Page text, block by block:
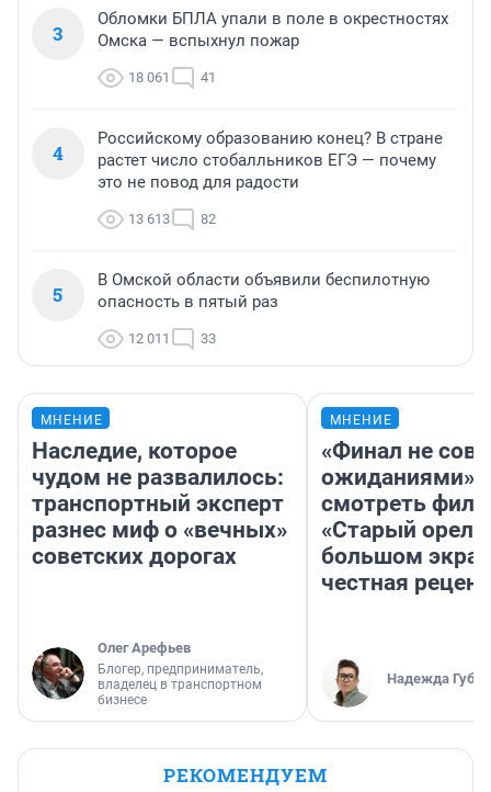
3
Обломки БПЛА упали в поле в окрестностях
Омска — вспыхнул пожар
18 061 41
4
Российскому образованию конец? В стране
растет число стобалльников ЕГЭ — почему
это не повод для радости
13 613 82
5
В Омской области объявили беспилотную
опасность в пятый раз
12 011 33
МНЕНИЕ
Наследие, которое
чудом не развалилось:
транспортный эксперт
разнес миф о «вечных»
советских дорогах
Олег Арефьев
Блогер, предприниматель,
владелец в транспортном
бизнесе
МНЕНИЕ
«Финал не
ожиданиями»:
смотреть
«Старый орел»
большом
честная
Надежда
РЕКОМЕНДУЕМ